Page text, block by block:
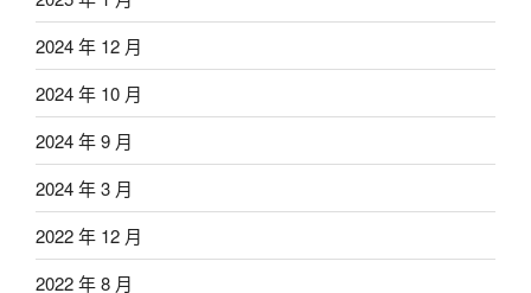
2024 年 12 月
2024 年 10 月
2024 年 9 月
2024 年 3 月
2022 年 12 月
2022 年 8 月